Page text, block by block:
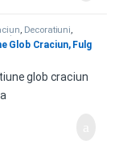
, Decoratiuni,
Glob Craciun, Fulg